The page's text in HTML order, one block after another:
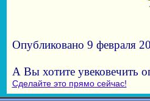
Опубликовано 9 февраля
А Вы хотите увековечить
Сделайте это прямо сейчас!